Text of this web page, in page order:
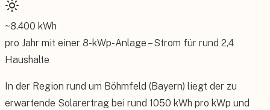
~8.400 kWh
pro Jahr mit einer 8-kWp-Anlage – Strom für rund 2,4
Haushalte
In der Region rund um Böhmfeld (Bayern) liegt der zu
erwartende Solarertrag bei rund 1050 kWh pro kWp und